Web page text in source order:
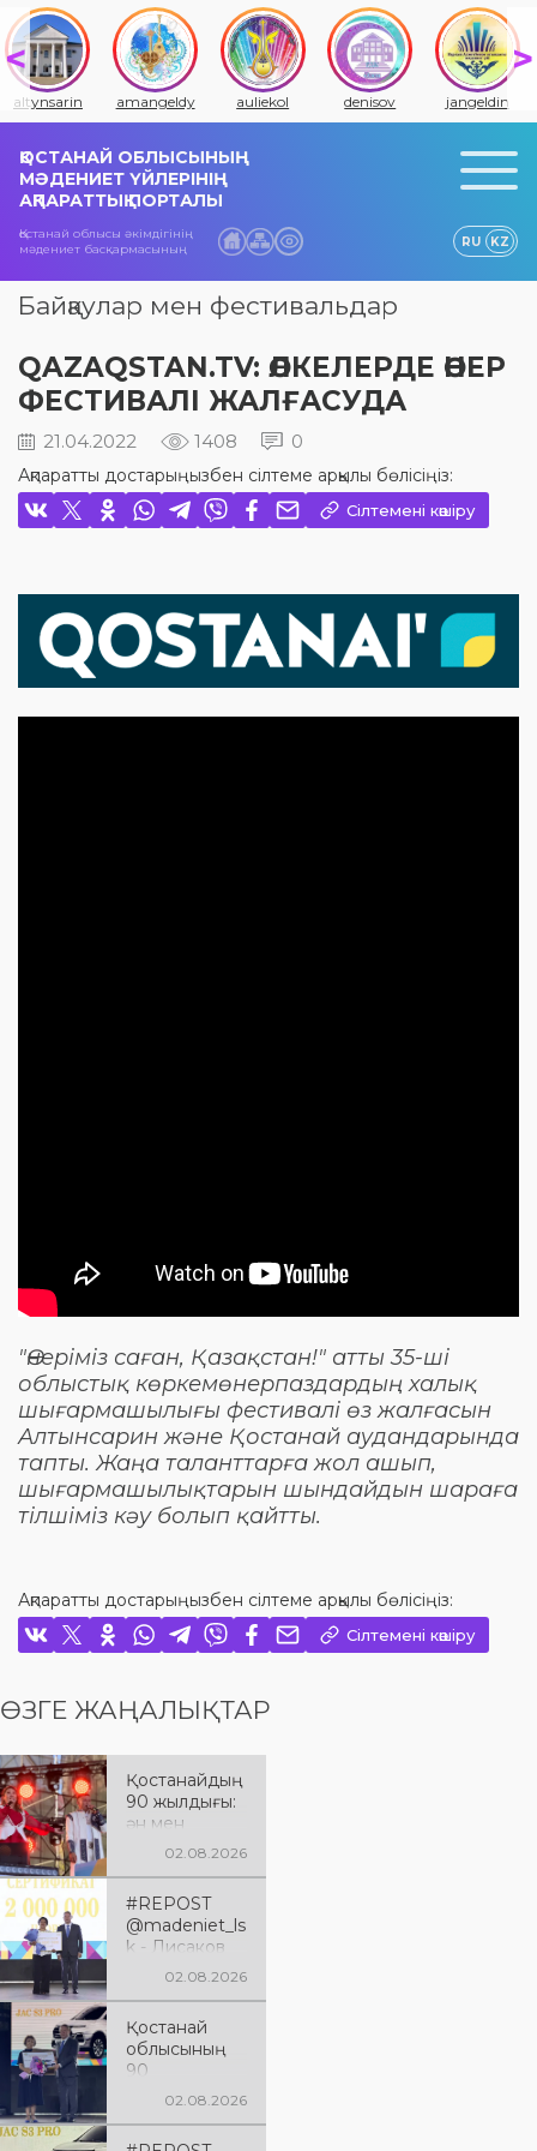
altynsarin amangeldy auliekol denisov jangeldin
ҚОСТАНАЙ ОБЛЫСЫНЫҢ
МӘДЕНИЕТ ҮЙЛЕРІНІҢ
АҚПАРАТТЫҚ ПОРТАЛЫ
Қостанай облысы әкімдігінің
мәдениет басқармасының
RU KZ
Байқаулар мен фестивальдар
QAZAQSTAN.TV: ӨЛКЕЛЕРДЕ ӨНЕР
ФЕСТИВАЛІ ЖАЛҒАСУДА
21.04.2022 1408 0
Ақпаратты достарыңызбен сілтеме арқылы бөлісіңіз:
Сілтемені көшіру
"Өнеріміз саған, Қазақстан!" атты 35-ші
облыстық көркемөнерпаздардың халық
шығармашылығы фестивалі өз жалғасын
Алтынсарин және Қостанай аудандарында
тапты. Жаңа таланттарға жол ашып,
шығармашылықтарын шындайдын шараға
тілшіміз кәу болып қайтты.
Ақпаратты достарыңызбен сілтеме арқылы бөлісіңіз:
Сілтемені көшіру
ӨЗГЕ ЖАҢАЛЫҚТАР
Қостанайдың
90 жылдығы:
ән мен
әсерге толы
02.08.2026
#REPOST
@madeniet_ls
k - Лисаков
қаласы
құрылғанына
90 жыл
толуына
арналған
XXXVIII
«Өнеріміз
02.08.2026
Қостанай
облысының
90
жылдығына
02.08.2026